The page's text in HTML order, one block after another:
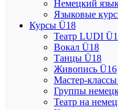
Немецкий
Языковые
Курсы Ü18
Театр LUDI
Вокал Ü18
Танцы Ü18
Живопись Ü16
Мастер-
Группы
Театр на
Запись и вопросы по
📚 Приглашаем детей в
Занятия ведет
работы с детьми.
Группа от 6 лет: